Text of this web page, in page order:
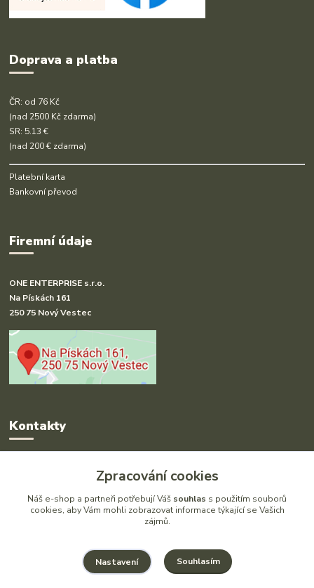
Doprava a platba
ČR: od 76 Kč
(nad 2500 Kč zdarma)
SR: 5.13 €
(nad 200 € zdarma)
Platební karta
Bankovní převod
Firemní údaje
ONE ENTERPRISE s.r.o.
Na Pískách 161
250 75 Nový Vestec
Kontakty
Radka Hakl
+420 777 613 020
(Po-Pá, 9-16 hod.)
Zpracování cookies
Náš e-shop a partneři potřebují Váš souhlas s použitím souborů
cookies, aby Vám mohli zobrazovat informace týkající se Vašich
zájmů.
Nastavení Souhlasím